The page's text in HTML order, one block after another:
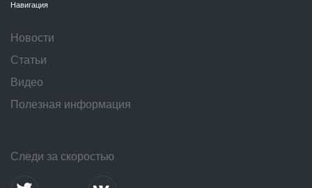
Навигация
Новости
Статьи
Видео
Полезная информация
Следи за скоростью